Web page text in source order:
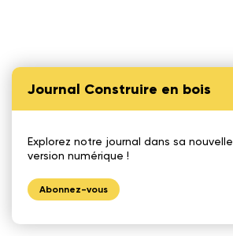
Journal Construire en bois
Explorez notre journal dans sa nouvelle
version numérique !
Abonnez-vous